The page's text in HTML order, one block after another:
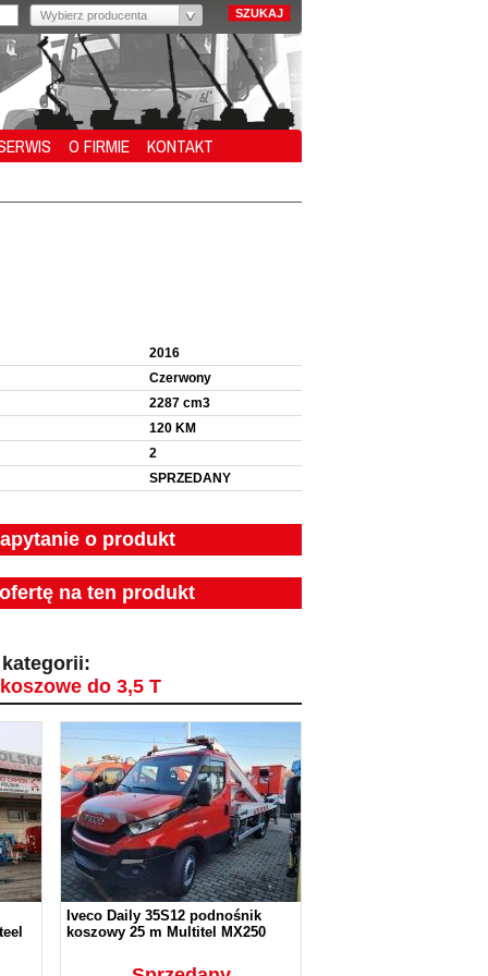
Wybierz producenta
O FIRMIE KONTAKT
2016
Czerwony
2287 cm3
120 KM
2
SPRZEDANY
o produkt
na ten produkt
kategorii:
do 3,5 T
Iveco Daily 35S12 podnośnik
koszowy 25 m Multitel MX250